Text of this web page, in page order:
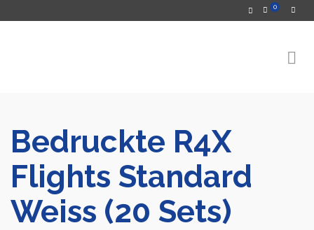
0
Bedruckte R4X
Flights Standard
Weiss (20 Sets)